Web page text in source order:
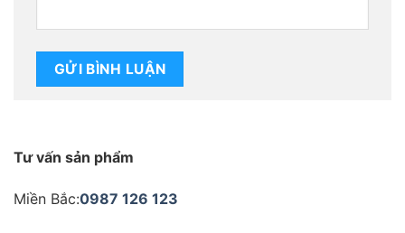
Tư vấn sản phẩm
Miền Bắc:0987 126 123